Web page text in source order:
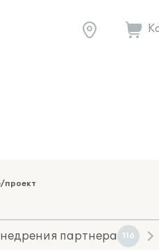
проект
партнера 116